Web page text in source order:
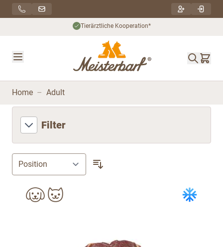
Direkt zum Inhalt
Nachhaltiger Versand***
Home – Adult
Filter